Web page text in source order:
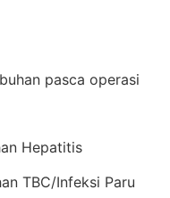
pasca operasi
Hepatitis
TBC/Infeksi Paru